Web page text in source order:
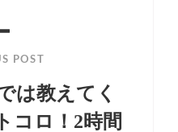
POST
は教えてく
コロ！2時間